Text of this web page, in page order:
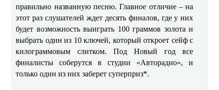
правильно названную песню. Главное отличие – на
этот раз слушателей ждет десять финалов, где у них
будет возможность выиграть 100 граммов золота и
выбрать один из 10 ключей, который откроет сейф с
килограммовым слитком. Под Новый год все
финалисты соберутся в студии «Авторадио», и
только один из них заберет суперприз*.